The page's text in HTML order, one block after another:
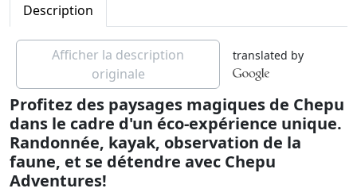
Description
Afficher la description
originale
translated by
Profitez des paysages magiques de Chepu
dans le cadre d'un éco-expérience unique.
Randonnée, kayak, observation de la
faune, et se détendre avec Chepu
Adventures!